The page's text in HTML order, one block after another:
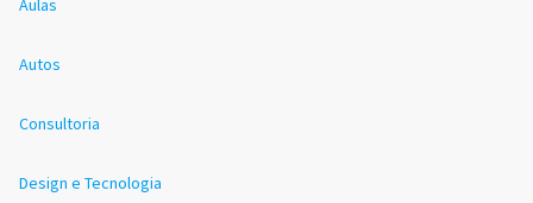
Aulas
Autos
Consultoria
Design e Tecnologia